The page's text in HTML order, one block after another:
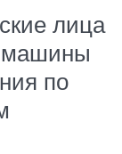
лица
машины
по